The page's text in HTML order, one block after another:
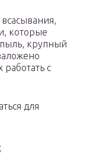
которые
крупный
с
для